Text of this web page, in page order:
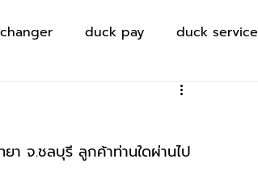
duck pay duck service
า จ.ชลบุรี ลูกค้าท่านใดผ่านไป